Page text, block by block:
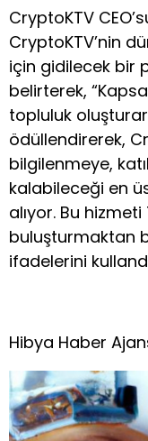
CryptoKTV
CryptoKTV’nin
için gidilecek bir
belirterek,
topluluk
ödüllendirerek,
bilgilenmeye,
kalabileceği en
alıyor. Bu hizmeti
buluşturmaktan
ifadelerini
Hibya Haber